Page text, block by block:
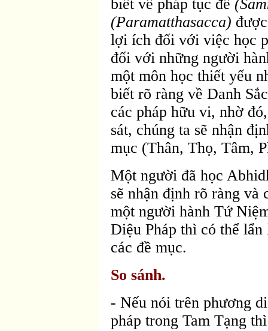
biết về pháp tục đế
(Paramatthasacca)
lợi ích đối với việc học
đối với những người
một môn học thiết yếu
biết rõ ràng về Danh
các pháp hữu vi, nhờ
sát, chúng ta sẽ nhận
mục (Thân, Thọ, Tâm,
Một người đã học
sẽ nhận định rõ ràng
một người hành Tứ
Diệu Pháp thì có thể
các đề mục.
So sánh.
- Nếu nói trên phương
pháp trong Tam Tạng